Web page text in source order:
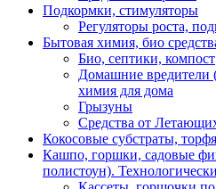
Подкормки, стимуляторы
Регуляторы роста,
Бытовая химия, био
Био, септики, компост
Домашние вредители
химия для дома
Грызуны
Средства от
Кокосовые субстраты,
Кашпо, горшки, садовые
полистоун).